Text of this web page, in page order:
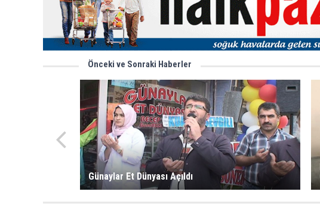
Önceki ve Sonraki Haberler
Günaylar Et Dünyası Açıldı